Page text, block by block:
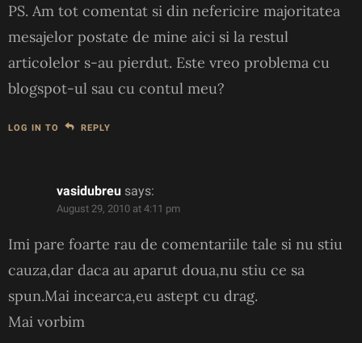
PS. Am tot comentat si din nefericire majoritatea
mesajelor postate de mine aici si la restul
articolelor s-au pierdut. Este vreo problema cu
blogspot-ul sau cu contul meu?
LOG IN TO REPLY
vasidubreu says:
August 29, 2010 at 4:11 pm
Imi pare foarte rau de comentariile tale si nu stiu
cauza,dar daca au aparut doua,nu stiu ce sa
spun.Mai incearca,eu astept cu drag.
Mai vorbim